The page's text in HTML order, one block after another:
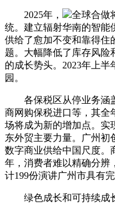
2025年，
全球合做
统。建立辐射华南的智能
供给了愈加不变和靠得住
题。大幅降低了库存风险
的成长势头。2023年上
园。
各保税区从停业务涵
商网购保税进口等，其全
场将成为新的增加点。实
东外贸主要力量。广州初
数字商业供给中国尺度。
年，消费者难以精确分辨
计199份演讲广州市具有
绿色成长和可持续成长